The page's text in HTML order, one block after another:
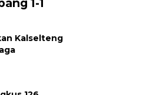
1-1
Kalselteng